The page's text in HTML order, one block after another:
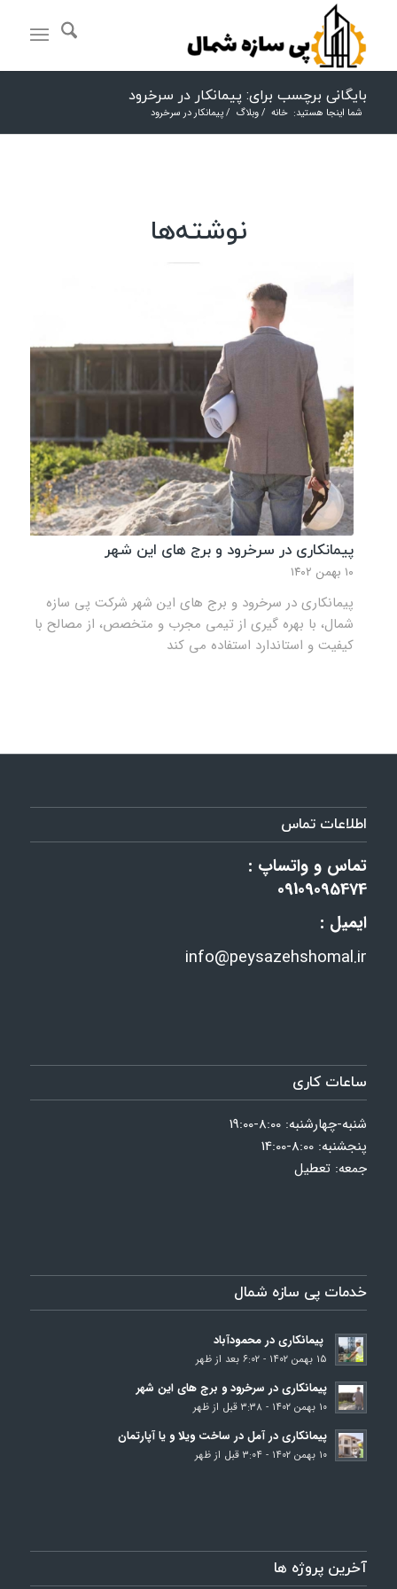
بایگانی برچسب برای: پیمانکار در سرخرود
شما اینجا هستید: خانه / وبلاگ / پیمانکار در سرخرود
نوشته‌ها
پیمانکاری در سرخرود و برج‌ های این شهر
۱۰ بهمن ۱۴۰۲
پیمانکاری در سرخرود و برج‌ های این شهر شرکت پی سازه
شمال، با بهره گیری از تیمی مجرب و متخصص، از مصالح با
کیفیت و استاندارد استفاده می کند
اطلاعات تماس
تماس و واتساپ :
09109095474
ایمیل :
info@peysazehshomal.ir
ساعات کاری
شنبه-چهارشنبه: 8:00-19:00
پنجشنبه: 8:00-14:00
جمعه: تعطیل
خدمات پی سازه شمال
پیمانکاری در محمودآباد
۱۵ بهمن ۱۴۰۲ - ۶:۰۲ بعد از ظهر
پیمانکاری در سرخرود و برج‌ های این شهر
۱۰ بهمن ۱۴۰۲ - ۳:۳۸ قبل از ظهر
پیمانکاری در آمل در ساخت ویلا و یا آپارتمان
۱۰ بهمن ۱۴۰۲ - ۳:۰۴ قبل از ظهر
آخرین پروژه ها